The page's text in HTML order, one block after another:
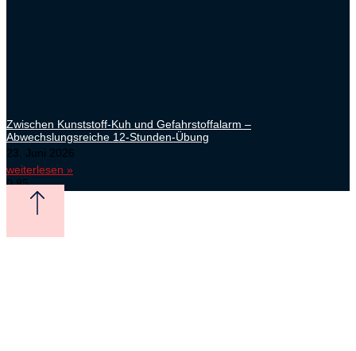
Zwischen Kunststoff-Kuh und Gefahrstoffalarm –
Abwechslungsreiche 12-Stunden-Übung
23. Juni 2026
weiterlesen »